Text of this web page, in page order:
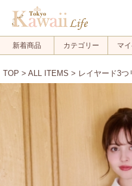
新着商品 カテゴリー マ
TOP > ALL ITEMS > レイヤード3つ